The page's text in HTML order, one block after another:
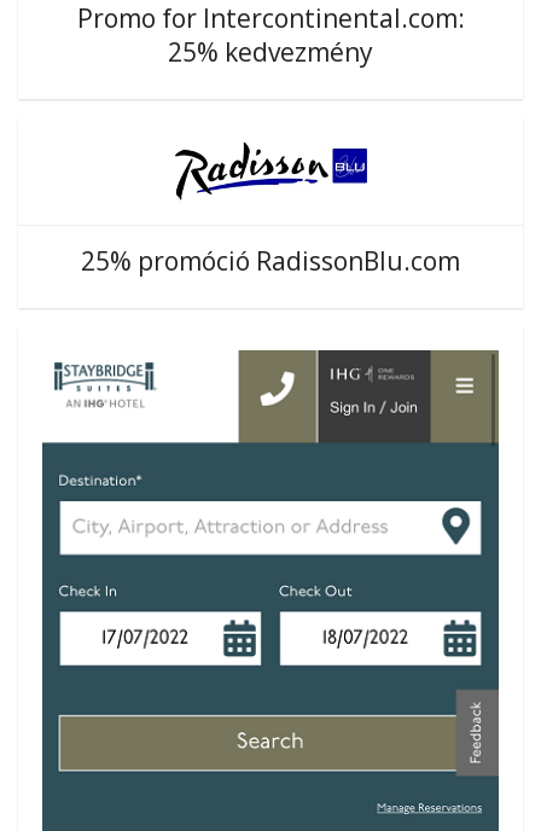
Promo for Intercontinental.com:
25% kedvezmény
25% promóció RadissonBlu.com